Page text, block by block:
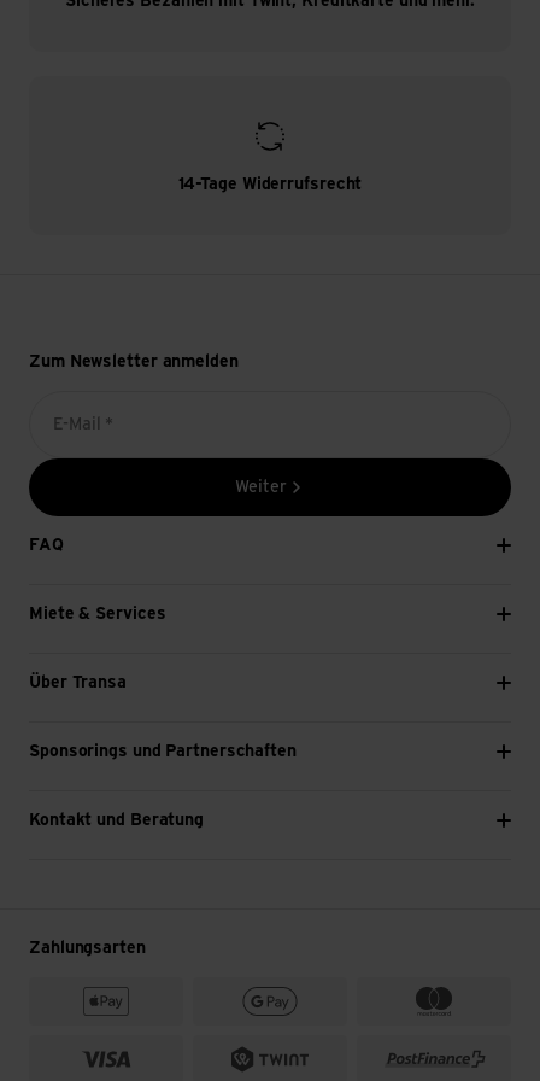
14-Tage Widerrufsrecht
Zum Newsletter anmelden
E-Mail *
Weiter
FAQ
Miete & Services
Über Transa
Sponsorings und Partnerschaften
Kontakt und Beratung
Zahlungsarten